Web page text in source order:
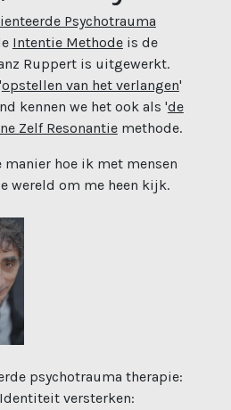
Psychotrauma
Intentie Methodeis de
Ruppert is uitgewerkt.
opstellen van het verlangen'
kennen we het ook als 'de
Zelf Resonantiemethode.
hoe ik met mensen
wereld om me heen kijk.
psychotrauma therapie:
versterken: